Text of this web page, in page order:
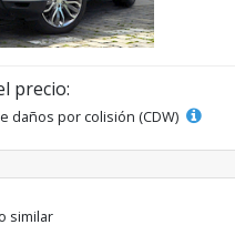
precio:
daños por colisión (CDW)
o similar